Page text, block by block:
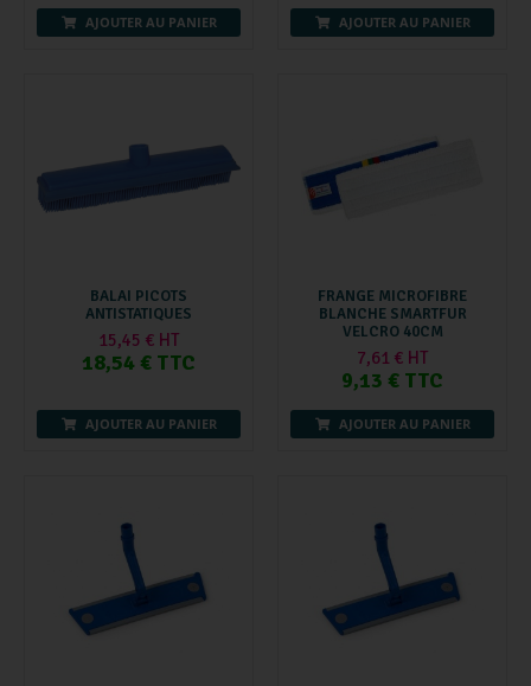
AJOUTER AU PANIER AJOUTER AU PANIER
BALAI PICOTS
ANTISTATIQUES
15,45 € HT
18,54 € TTC
AJOUTER AU PANIER
FRANGE MICROFIBRE
BLANCHE SMARTFUR
VELCRO 40CM
7,61 € HT
9,13 € TTC
AJOUTER AU PANIER